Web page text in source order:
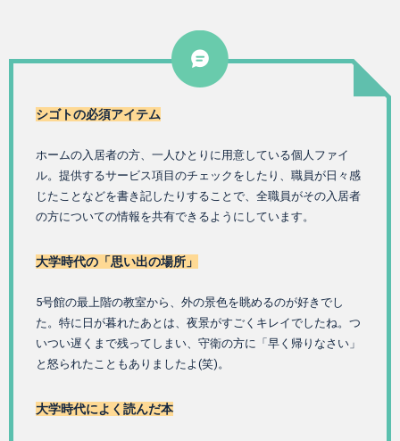
シゴトの必須アイテム
ホームの入居者の方、一人ひとりに用意している個人ファイ
ル。提供するサービス項目のチェックをしたり、職員が日々感
じたことなどを書き記したりすることで、全職員がその入居者
の方についての情報を共有できるようにしています。
大学時代の「思い出の場所」
5号館の最上階の教室から、外の景色を眺めるのが好きでし
た。特に日が暮れたあとは、夜景がすごくキレイでしたね。つ
いつい遅くまで残ってしまい、守衛の方に「早く帰りなさい」
と怒られたこともありましたよ(笑)。
大学時代によく読んだ本